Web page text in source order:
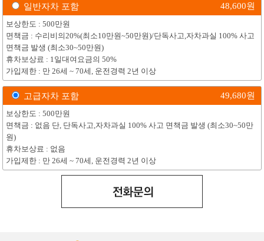
일반자차 포함 48,600원
보상한도 : 500만원
면책금 : 수리비의20%(최소10만원~50만원)/단독사고,자차과실 100% 사고
면책금 발생 (최소30~50만원)
휴차보상료 : 1일대여요금의 50%
가입제한 : 만 26세 ~ 70세, 운전경력 2년 이상
고급자차 포함 49,680원
보상한도 : 500만원
면책금 : 없음 단, 단독사고,자차과실 100% 사고 면책금 발생 (최소30~50만
원)
휴차보상료 : 없음
가입제한 : 만 26세 ~ 70세, 운전경력 2년 이상